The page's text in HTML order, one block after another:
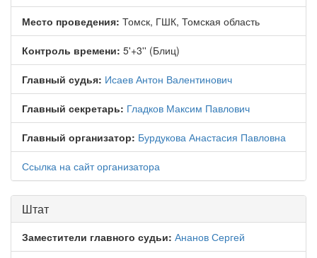
Место проведения: Томск, ГШК, Томская область
Контроль времени: 5'+3'' (Блиц)
Главный судья: Исаев Антон Валентинович
Главный секретарь: Гладков Максим Павлович
Главный организатор: Бурдукова Анастасия Павловна
Ссылка на сайт организатора
Штат
Заместители главного судьи: Ананов Сергей